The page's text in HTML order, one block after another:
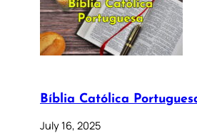
Bíblia Católica
July 16, 2025